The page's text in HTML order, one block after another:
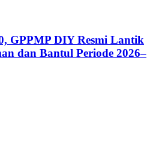
GPPMP DIY Resmi Lantik
dan Bantul Periode 2026–